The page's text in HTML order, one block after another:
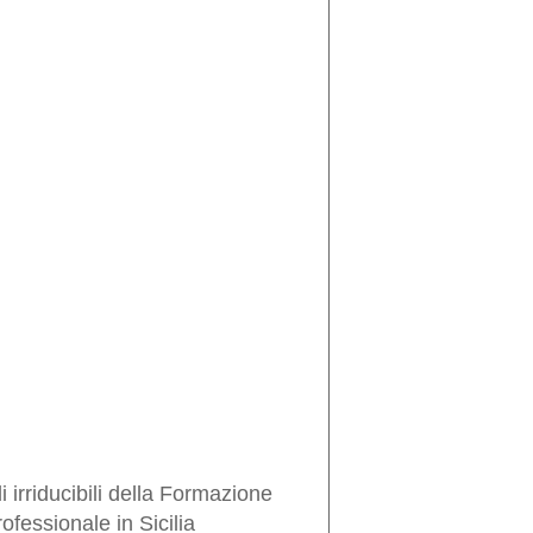
irriducibili della Formazione
in Sicilia